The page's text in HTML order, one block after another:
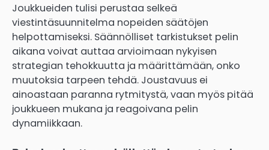
Joukkueiden tulisi perustaa selkeä
viestintäsuunnitelma nopeiden säätöjen
helpottamiseksi. Säännölliset tarkistukset pelin
aikana voivat auttaa arvioimaan nykyisen
strategian tehokkuutta ja määrittämään, onko
muutoksia tarpeen tehdä. Joustavuus ei
ainoastaan paranna rytmitystä, vaan myös pitää
joukkueen mukana ja reagoivana pelin
dynamiikkaan.